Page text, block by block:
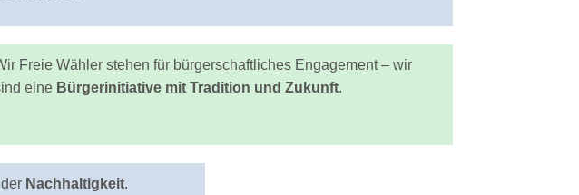
Freie Wähler stehen für bürgerschaftliches Engagement – wir
eine Bürgerinitiative mit Tradition und Zukunft.
Nachhaltigkeit.